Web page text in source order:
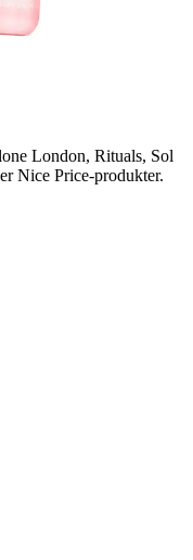
London, Rituals, Sol
Nice Price-produkter.